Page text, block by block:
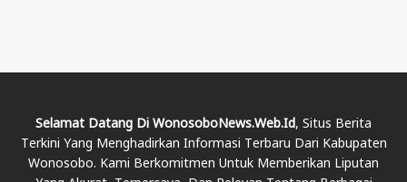
Selamat Datang Di WonosoboNews.web.id, Situs Berita
Terkini Yang Menghadirkan Informasi Terbaru Dari Kabupaten
Wonosobo. Kami Berkomitmen Untuk Memberikan Liputan